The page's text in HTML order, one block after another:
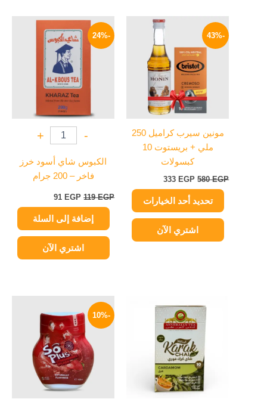
-43%
مونين سيرب كراميل 250
ملي + بريستوت 10
كبسولات
580EGP
580 EGP.
333 EGP
السعر
الحالي
هو:
333 EGP.
تحديد أحد الخيارات
هناك
العديد
من
الأشكال
المختلفة
اختيار
الخيارات
صفحة
المنتج
اشتري الآن
-24%
-
+
الكبوس شاي أسود خرز
فاخر – 200 جرام
119EGP
السعر
الأصلي
هو:
119 EGP.
91 EGP
السعر
الحالي
هو:
إضافة إلى السلة
اشتري الآن
السعر:
خلال
المختلفة
-10%
الأصلي
هو:
100 EGP.
الحالي
هو:
90 EGP.